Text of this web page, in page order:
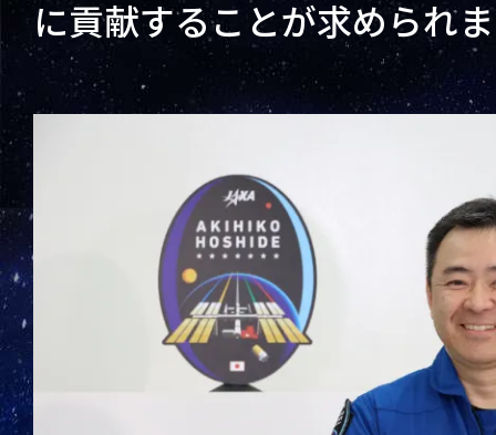
に貢献することが求められ